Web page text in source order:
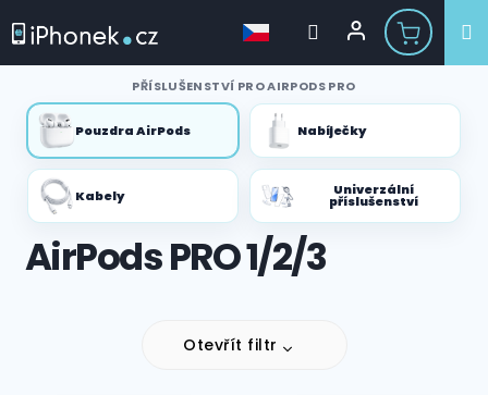
obsah
PŘÍSLUŠENSTVÍ PRO AIRPODS PRO
Pouzdra AirPods Nabíječky
Kabely Univerzální
příslušenství
AirPods PRO 1/2/3
Otevřít filtr